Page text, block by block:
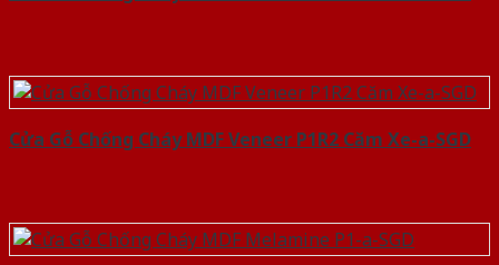
Cửa Gỗ Chống Cháy MDF Veneer P1R2 Căm Xe-a-SGD